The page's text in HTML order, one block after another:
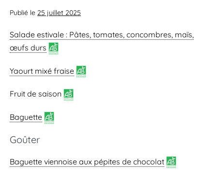
Publié le 25 juillet 2025
Salade estivale : Pâtes, tomates, concombres, maïs,
œufs durs
Yaourt mixé fraise
Fruit de saison
Baguette
Goûter
Baguette viennoise aux pépites de chocolat